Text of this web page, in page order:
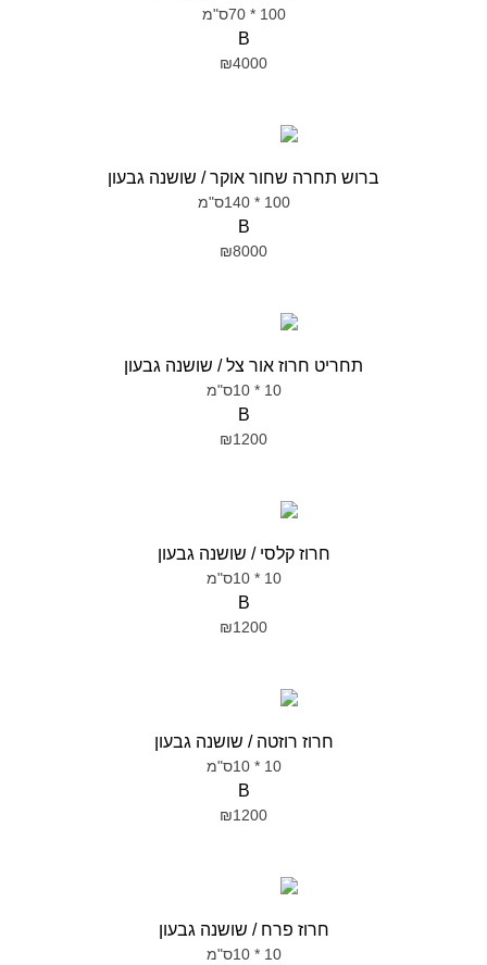
100 * 70ס"מ
B
₪4000
ברוש תחרה שחור אוקר / שושנה גבעון
100 * 140ס"מ
B
₪8000
תחריט חרוז אור צל / שושנה גבעון
10 * 10ס"מ
B
₪1200
חרוז קלסי / שושנה גבעון
10 * 10ס"מ
B
₪1200
חרוז רוזטה / שושנה גבעון
10 * 10ס"מ
B
₪1200
חרוז פרח / שושנה גבעון
10 * 10ס"מ